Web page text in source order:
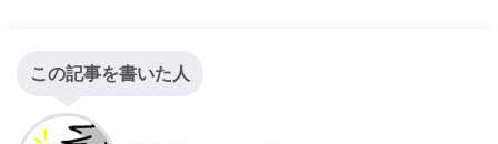
この記事を書いた人